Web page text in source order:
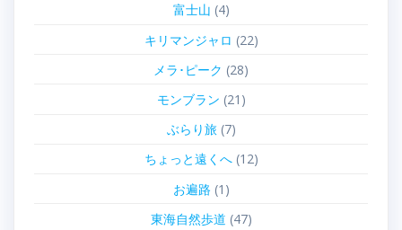
富士山 (4)
キリマンジャロ (22)
メラ･ピーク (28)
モンブラン (21)
ぶらり旅(7)
ちょっと遠くへ(12)
お遍路 (1)
東海自然歩道 (47)